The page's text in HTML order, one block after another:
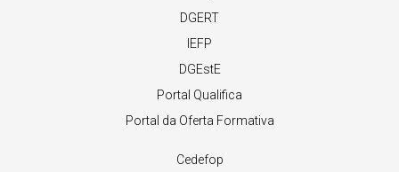
DGERT
IEFP
DGEstE
Portal Qualifica
Portal da Oferta Formativa
Cedefop